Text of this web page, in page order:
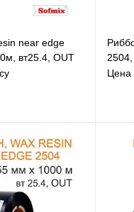
near edge
вт25.4, OUT
заказ
Цена